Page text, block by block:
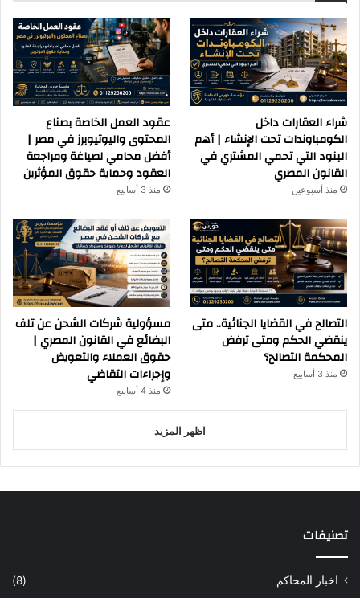
شراء العقارات داخل
الكومباوندات تحت الإنشاء | أهم
البنود التي تحمي المشتري في
القانون المصري
منذ أسبوعين
عقود العمل الخاصة بصناع
المحتوى واليوتيوبرز في مصر |
أفضل محامي لصياغة ومراجعة
العقود وحماية حقوق المؤثرين
منذ 3 أسابيع
التصالح في القضايا الجنائية.. متى
ينقضي الحكم ومتى ترفض
المحكمة التصالح؟
منذ 3 أسابيع
مسؤولية شركات الشحن عن تلف
البضائع في القانون المصري |
حقوق العملاء والتعويض
وإجراءات التقاضي
منذ 4 أسابيع
اظهر المزيد
تصنيفات
اخبار المحاكم
(8)